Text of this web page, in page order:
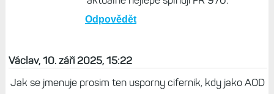
někdo bral v 47 mm verzi - já taky. A ještě
ideálně s GGDX.
Život s Garminem, 10. září 2025, 19:02